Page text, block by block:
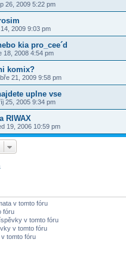
26, 2009 5:22 pm
2009 9:03 pm
kia pro_cee´d
18, 2008 4:54 pm
komix?
21, 2009 9:58 pm
uplne vse
25, 2005 9:34 pm
RIWAX
19, 2006 10:59 pm
v tomto fóru
fóru
v tomto fóru
v tomto fóru
tomto fóru